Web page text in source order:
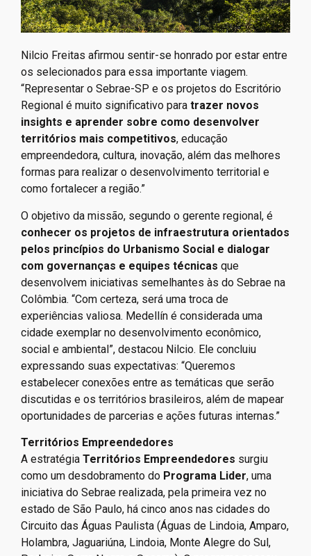
Nilcio Freitas afirmou sentir-se honrado por estar entre
os selecionados para essa importante viagem.
“Representar o Sebrae-SP e os projetos do Escritório
Regional é muito significativo para trazer novos
insights e aprender sobre como desenvolver
territórios mais competitivos, educação
empreendedora, cultura, inovação, além das melhores
formas para realizar o desenvolvimento territorial e
como fortalecer a região.”
O objetivo da missão, segundo o gerente regional, é
conhecer os projetos de infraestrutura orientados
pelos princípios do Urbanismo Social e dialogar
com governanças e equipes técnicas que
desenvolvem iniciativas semelhantes às do Sebrae na
Colômbia. “Com certeza, será uma troca de
experiências valiosa. Medellín é considerada uma
cidade exemplar no desenvolvimento econômico,
social e ambiental”, destacou Nilcio. Ele concluiu
expressando suas expectativas: “Queremos
estabelecer conexões entre as temáticas que serão
discutidas e os territórios brasileiros, além de mapear
oportunidades de parcerias e ações futuras internas.”
Territórios Empreendedores
A estratégia Territórios Empreendedores surgiu
como um desdobramento do Programa Lider, uma
iniciativa do Sebrae realizada, pela primeira vez no
estado de São Paulo, há cinco anos nas cidades do
Circuito das Águas Paulista (Águas de Lindoia, Amparo,
Holambra, Jaguariúna, Lindoia, Monte Alegre do Sul,